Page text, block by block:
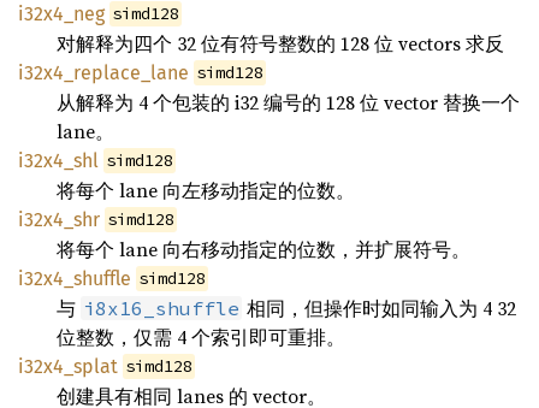
i32x4_neg simd128
对解释为四个 32 位有符号整数的 128 位 vectors 求反
i32x4_replace_lane simd128
从解释为 4 个包装的 i32 编号的 128 位 vector 替换一个
lane。
i32x4_shl simd128
将每个 lane 向左移动指定的位数。
i32x4_shr simd128
将每个 lane 向右移动指定的位数，并扩展符号。
i32x4_shuffle simd128
与 i8x16_shuffle 相同，但操作时如同输入为 4 32
位整数，仅需 4 个索引即可重排。
i32x4_splat simd128
创建具有相同 lanes 的 vector。